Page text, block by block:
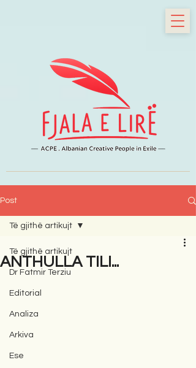
Post
Të gjithë artikujt
Dr Fatmir Terziu
Editorial
Analiza
Arkiva
Ese
Të gjithë artikujt
ANTHULLA TILI...